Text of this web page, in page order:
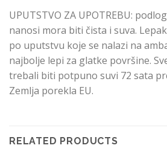
UPUTSTVO ZA UPOTREBU:
nanosi mora biti čista i suva.
po uputstvu koje se nalazi na
najbolje lepi za glatke površine.
trebali biti potpuno suvi 72 sata
Zemlja porekla EU.
RELATED PRODUCTS